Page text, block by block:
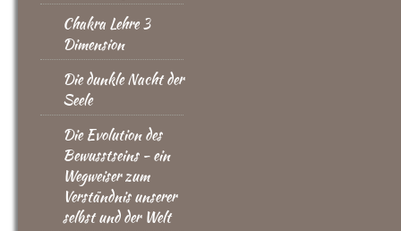
Chakra Lehre 3
Dimension
Die dunkle Nacht der
Seele
Die Evolution des
Bewusstseins - ein
Wegweiser zum
Verständnis unserer
selbst und der Welt